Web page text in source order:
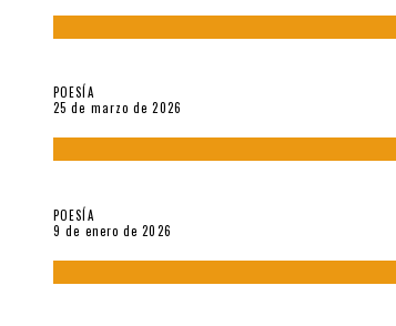
POESÍA
25 de marzo de 2026
POESÍA
9 de enero de 2026